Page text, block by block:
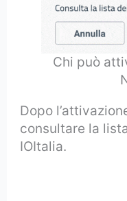
Chi può
Dopo
consultare la
IOItalia.